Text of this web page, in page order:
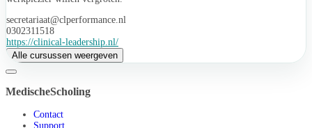
secretariaat@clperformance.nl
0302311518
https://clinical-leadership.nl/
Alle cursussen weergeven
MedischeScholing
Contact
Support